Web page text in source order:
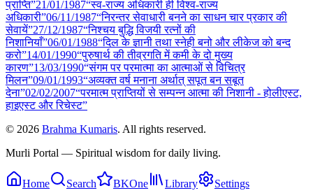
प्राप्ति”21/01/1987“स्व-राज्य अधिकारी ही विश्व-राज्य
अधिकारी”06/11/1987“निरन्तर सेवाधारी बनने का साधन चार प्रकार की
सेवायें”27/12/1987“निश्चय बुद्धि विजयी रत्नों की
निशानियाँ”06/01/1988“दिल के ज्ञानी तथा स्नेही बनो और लीकेज को बन्द
करो”14/01/1990“पुरुषार्थ की तीव्रगति में कमी के दो मुख्य
कारण”13/03/1990“संगम पर परमात्मा का आत्माओं से विचित्र
मिलन”09/01/1993“अव्यक्त वर्ष मनाना अर्थात् सपूत बन सबूत
देना”02/02/2007“परमात्म प्राप्तियों से सम्पन्न आत्मा की निशानी - होलीएस्ट,
हाइएस्ट और रिचेस्ट”
© 2026 Brahma Kumaris. All rights reserved.
Murli Portal — Spiritual wisdom for daily living.
Home Search BKOne Library Settings